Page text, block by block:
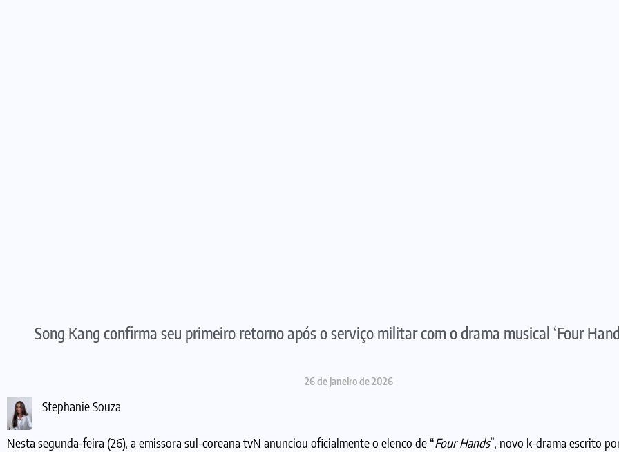
Song Kang confirma seu primeiro retorno após o serviço militar com o drama musical ‘Four
26 de janeiro de 2026
Stephanie Souza
Nesta segunda-feira (26), a emissora sul-coreana tvN anunciou oficialmente o elenco de “Four Hands”, novo k-drama escrito